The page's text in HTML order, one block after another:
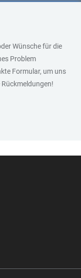
Wünsche für die
Problem
Formular, um uns